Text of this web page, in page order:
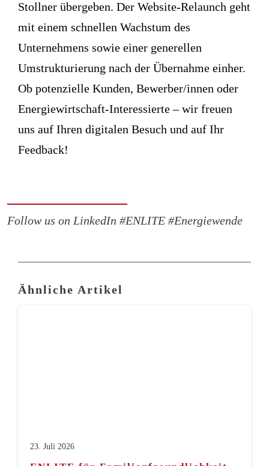
Stollner übergeben. Der Website-Relaunch geht
mit einem schnellen Wachstum des
Unternehmens sowie einer generellen
Umstrukturierung nach der Übernahme einher.
Ob potenzielle Kunden, Bewerber/innen oder
Energiewirtschaft-Interessierte – wir freuen
uns auf Ihren digitalen Besuch und auf Ihr
Feedback!
Follow us on LinkedIn #ENLITE #Energiewende
Ähnliche Artikel
23. Juli 2026